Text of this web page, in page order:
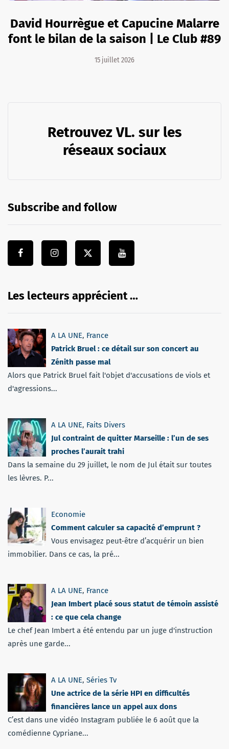
David Hourrègue et Capucine Malarre
font le bilan de la saison | Le Club #89
15 juillet 2026
Retrouvez VL. sur les
réseaux sociaux
Subscribe and follow
Les lecteurs apprécient …
A LA UNE, France
Patrick Bruel : ce détail sur son concert au
Zénith passe mal
Alors que Patrick Bruel fait l'objet d'accusations de viols et
d'agressions...
A LA UNE, Faits Divers
Jul contraint de quitter Marseille : l’un de ses
proches l’aurait trahi
Dans la semaine du 29 juillet, le nom de Jul était sur toutes
les lèvres. P...
Economie
Comment calculer sa capacité d’emprunt ?
Vous envisagez peut-être d’acquérir un bien
immobilier. Dans ce cas, la pré...
A LA UNE, France
Jean Imbert placé sous statut de témoin assisté
: ce que cela change
Le chef Jean Imbert a été entendu par un juge d'instruction
après une garde...
A LA UNE, Séries Tv
Une actrice de la série HPI en difficultés
financières lance un appel aux dons
C’est dans une vidéo Instagram publiée le 6 août que la
comédienne Cypriane...